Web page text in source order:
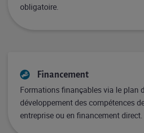
obligatoire.
Financement
Formations finançables via le plan
développement des compétences
entreprise ou en financement direct.